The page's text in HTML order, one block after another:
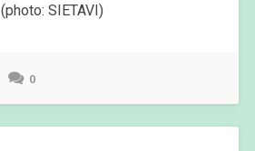
(photo: SIETAVI)
0